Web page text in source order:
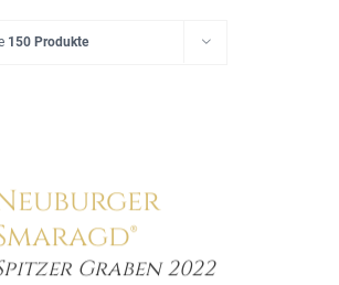
150 Produkte
Graben 2022